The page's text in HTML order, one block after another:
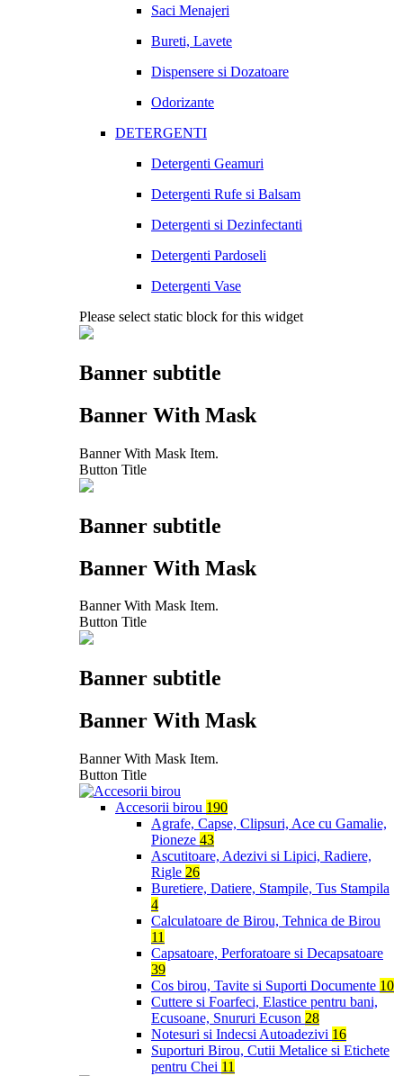
Saci Menajeri
Bureti, Lavete
Dispensere si Dozatoare
Odorizante
DETERGENTI
Detergenti Geamuri
Detergenti Rufe si Balsam
Detergenti si Dezinfectanti
Detergenti Pardoseli
Detergenti Vase
Please select static block for this widget
Banner subtitle
Banner With Mask
Banner With Mask Item.
Button Title
Banner subtitle
Banner With Mask
Banner With Mask Item.
Button Title
Banner subtitle
Banner With Mask
Banner With Mask Item.
Button Title
Accesorii birou 190
Agrafe, Capse, Clipsuri, Ace cu Gamalie,
Pioneze 43
Ascutitoare, Adezivi si Lipici, Radiere,
Rigle 26
Buretiere, Datiere, Stampile, Tus Stampila
4
Calculatoare de Birou, Tehnica de Birou
11
Capsatoare, Perforatoare si Decapsatoare
39
Cos birou, Tavite si Suporti Documente 10
Cuttere si Foarfeci, Elastice pentru bani,
Ecusoane, Snururi Ecuson 28
Notesuri si Indecsi Autoadezivi 16
Suporturi Birou, Cutii Metalice si Etichete
pentru Chei 11